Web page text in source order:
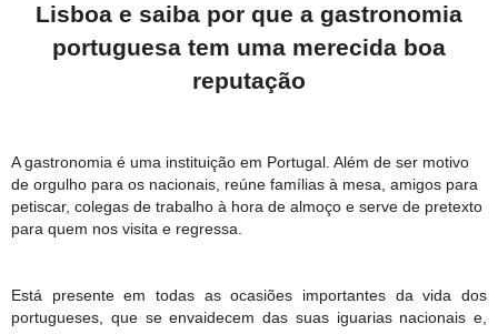
Lisboa e saiba por que a gastronomia
portuguesa tem uma merecida boa
reputação
A gastronomia é uma instituição em Portugal. Além de ser motivo
de orgulho para os nacionais, reúne famílias à mesa, amigos para
petiscar, colegas de trabalho à hora de almoço e serve de pretexto
para quem nos visita e regressa.
Está presente em todas as ocasiões importantes da vida dos
portugueses, que se envaidecem das suas iguarias nacionais e,